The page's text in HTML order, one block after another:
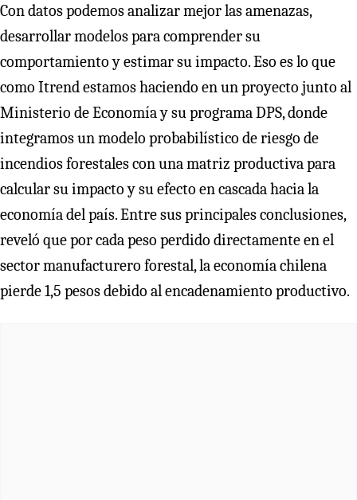
Con datos podemos analizar mejor las amenazas,
desarrollar modelos para comprender su
comportamiento y estimar su impacto. Eso es lo que
como Itrend estamos haciendo en un proyecto junto al
Ministerio de Economía y su programa DPS, donde
integramos un modelo probabilístico de riesgo de
incendios forestales con una matriz productiva para
calcular su impacto y su efecto en cascada hacia la
economía del país. Entre sus principales conclusiones,
reveló que por cada peso perdido directamente en el
sector manufacturero forestal, la economía chilena
pierde 1,5 pesos debido al encadenamiento productivo.